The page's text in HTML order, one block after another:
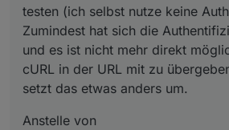
funktionieren.
testen (ich selbst nutze keine
Zumindest hat sich die
und es ist nicht mehr direkt
cURL in der URL mit zu
setzt das etwas anders um.
Anstelle von